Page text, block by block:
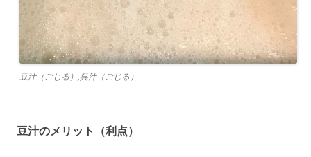
豆汁（ごじる）,呉汁（ごじる）
豆汁のメリット（利点）